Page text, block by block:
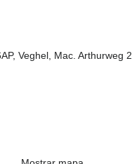
Veghel, Mac. Arthurweg 2